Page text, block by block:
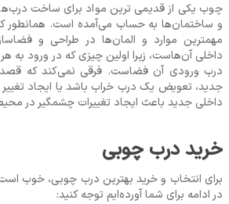
چوب یکی از قدیمی ترین مواد برای ساخت
و ساختمان‌ها به حساب می‌آمده است. همانطور که
مهمترین موارد و المان‌ها در طراحی و
داخلی آن‌هاست، زیرا اولین چیزی که در ورود به
درب ورودی آن فضاست. فرقی نمی‌کند که
جدید، تعویض یک درب خراب باشد یا ایجاد
داخلی جدید باعث ایجاد تغییرات چشمگیر در
خرید درب چوبی
برای انتخاب و خرید بهترین درب چوبی، خوب
در ادامه برای شما آورده‌ایم توجه کنید: